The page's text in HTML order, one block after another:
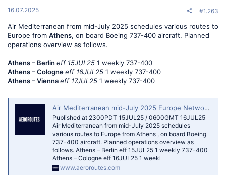
16.07.2025 #1.263
Air Mediterranean from mid-July 2025 schedules various routes to
Europe from Athens, on board Boeing 737-400 aircraft. Planned
operations overview as follows.
Athens – Berlin eff 15JUL25 1 weekly 737-400
Athens – Cologneeff 16JUL25 1 weekly 737-400
Athens – Viennaeff 17JUL25 1 weekly 737-400
Air Mediterranean mid-July 2025 Europe Network Additions — AeroRoutes
Published at 2300PDT 15JUL25 / 0600GMT 16JUL25
Air Mediterranean from mid-July 2025 schedules
various routes to Europe from Athens , on board Boeing
737-400 aircraft. Planned operations overview as
follows. Athens – Berlin eff 15JUL25 1 weekly 737-400
Athens – Cologne eff 16JUL25 1 weekl
www.aeroroutes.com